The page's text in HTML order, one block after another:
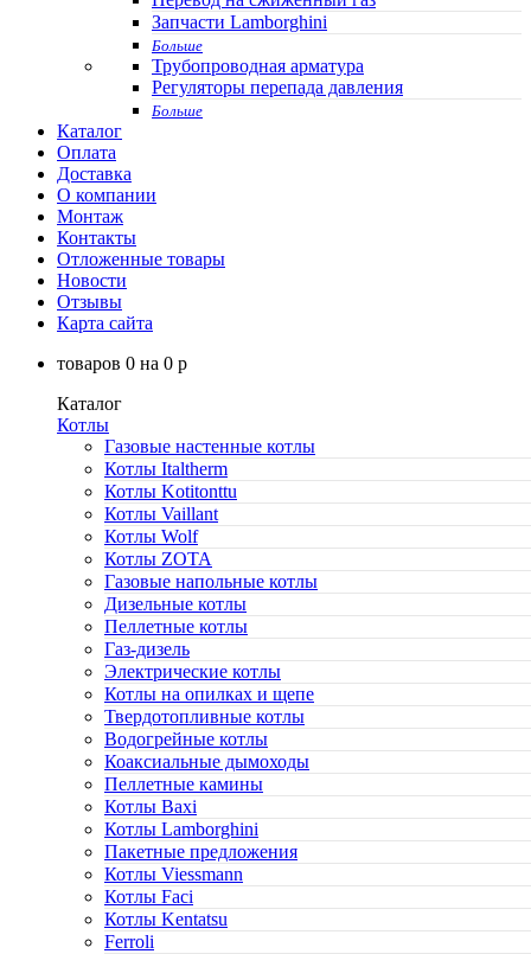
Запчасти Lamborghini
Больше
Трубопроводная арматура
Регуляторы перепада давления
Больше
Каталог
Оплата
Доставка
О компании
Монтаж
Контакты
Отложенные товары
Новости
Отзывы
Карта сайта
товаров 0 на 0 p
Каталог
Котлы
Газовые настенные котлы
Котлы Italtherm
Котлы Kotitonttu
Котлы Vaillant
Котлы Wolf
Котлы ZOTA
Газовые напольные котлы
Дизельные котлы
Пеллетные котлы
Газ-дизель
Электрические котлы
Котлы на опилках и щепе
Твердотопливные котлы
Водогрейные котлы
Коаксиальные дымоходы
Пеллетные камины
Котлы Baxi
Котлы Lamborghini
Пакетные предложения
Котлы Viessmann
Котлы Faci
Котлы Kentatsu
Ferroli